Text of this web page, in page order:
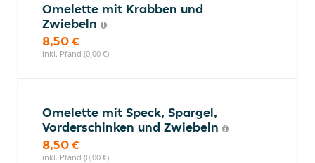
Omelette mit Krabben und
Zwiebeln
8,50 €
inkl. Pfand (0,00 €)
Omelette mit Speck, Spargel,
Vorderschinken und Zwiebeln
8,50 €
inkl. Pfand (0,00 €)